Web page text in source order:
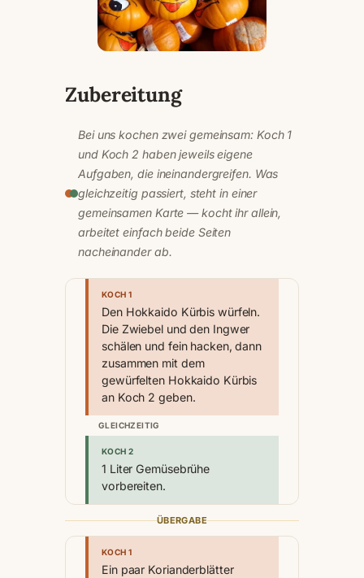
Zubereitung
Bei uns kochen zwei gemeinsam: Koch 1
und Koch 2 haben jeweils eigene
Aufgaben, die ineinandergreifen. Was
gleichzeitig passiert, steht in einer
gemeinsamen Karte — kocht ihr allein,
arbeitet einfach beide Seiten
nacheinander ab.
KOCH 1
Den Hokkaido Kürbis würfeln.
Die Zwiebel und den Ingwer
schälen und fein hacken, dann
zusammen mit dem
gewürfelten Hokkaido Kürbis
an Koch 2 geben.
GLEICHZEITIG
KOCH 2
1 Liter Gemüsebrühe
vorbereiten.
ÜBERGABE
KOCH 1
Ein paar Korianderblätter